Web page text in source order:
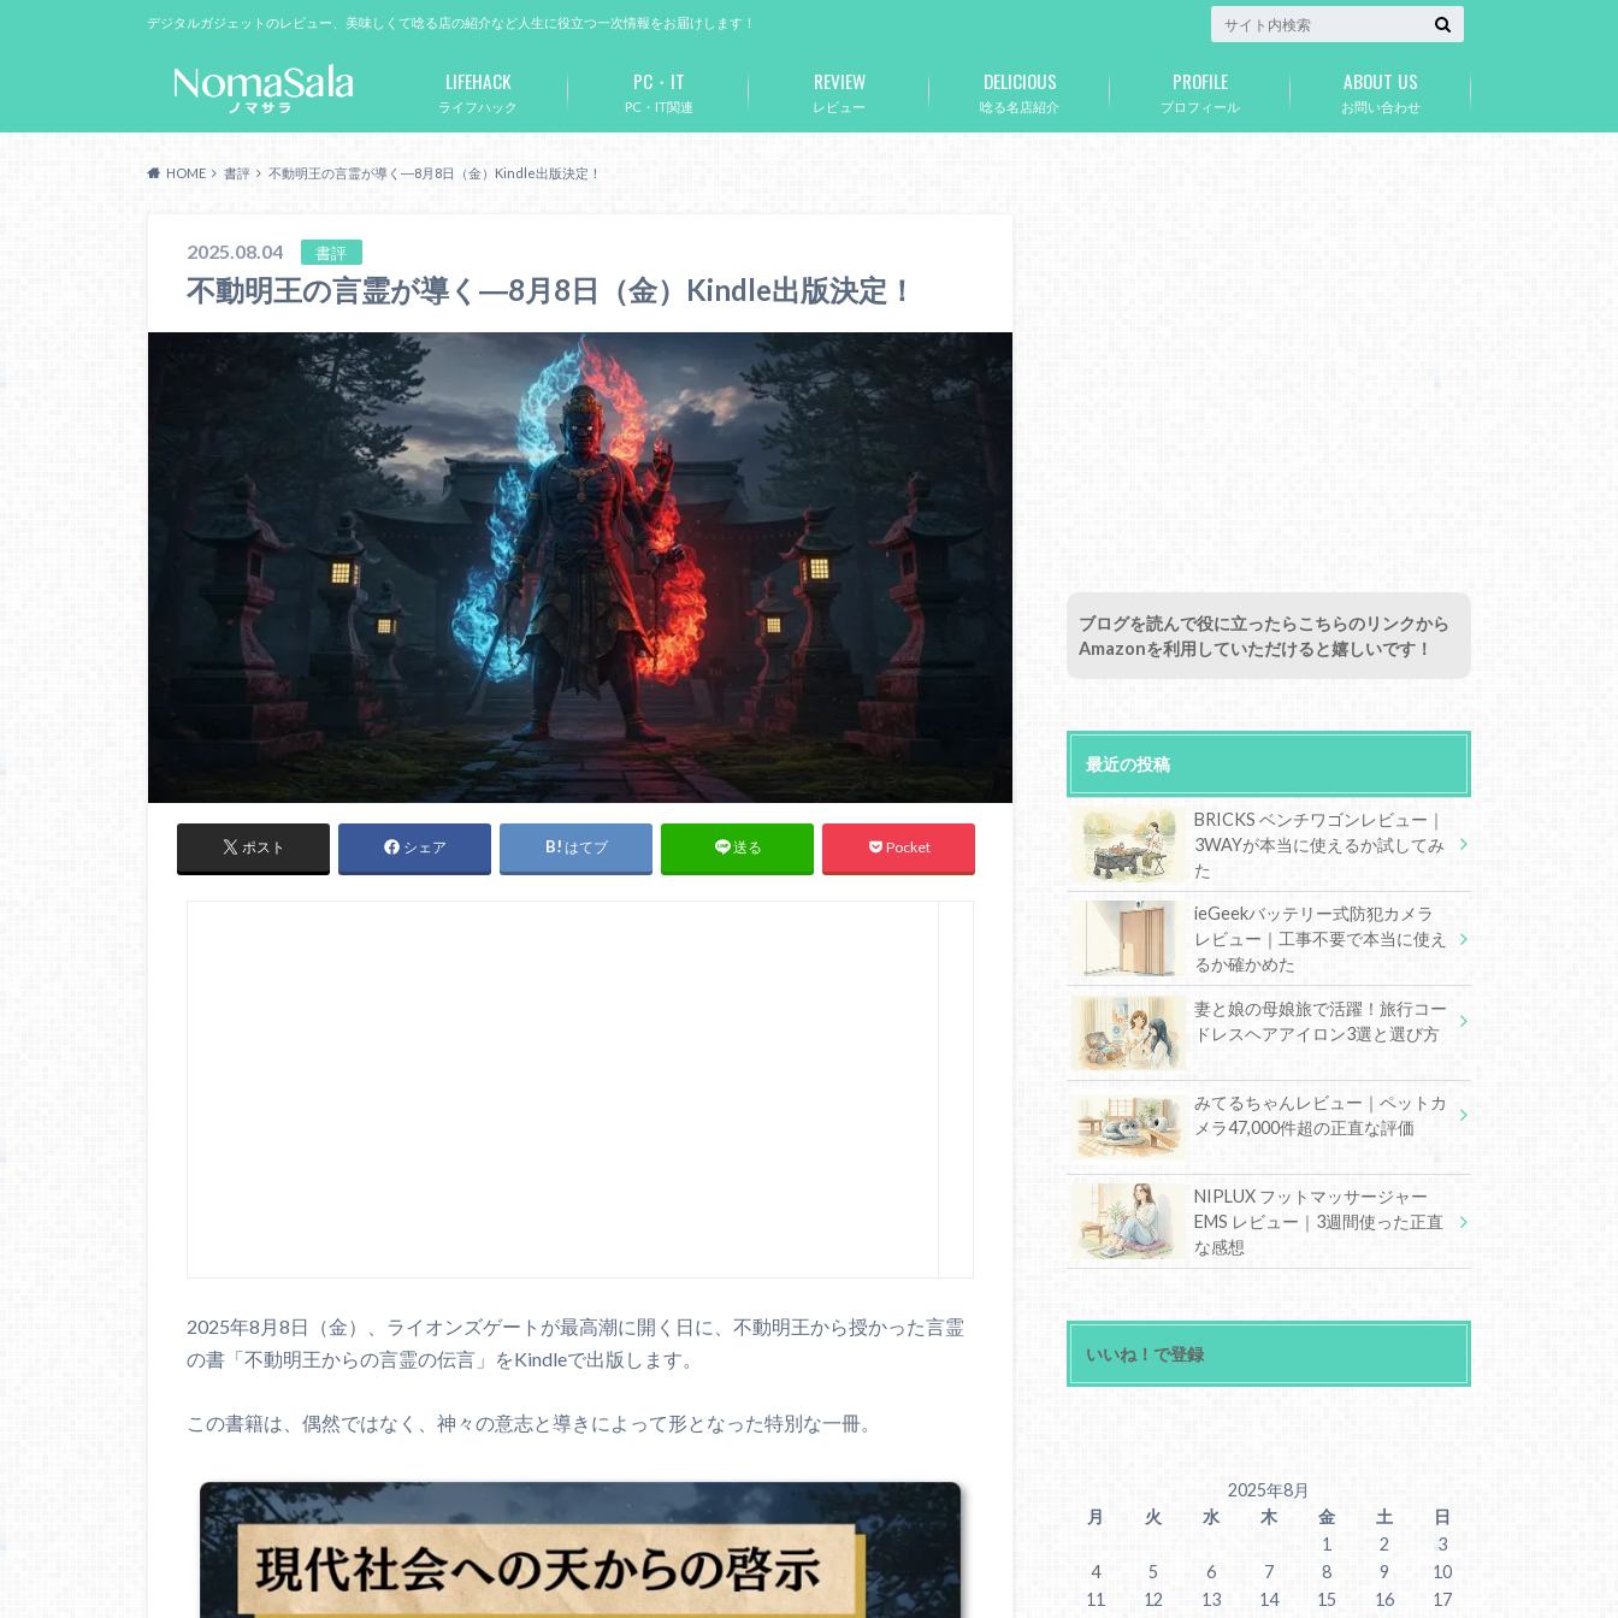
デジタルガジェットのレビュー、美味しくて唸る店の紹介など人生に役立つ一次情報をお届けします！
ライフハック
LIFEHACK
PC・IT関連
PC・IT
レビュー
REVIEW
唸る名店紹介
DELICIOUS
プロフィール
PROFILE
お問い合わせ
ABOUT US
HOME 書評 不動明王の言霊が導く―8月8日（金）Kindle出版決定！
2025.08.04 書評
不動明王の言霊が導く―8月8日（金）Kindle出版決定！
ポスト シェア はてブ 送る Pocket
2025年8月8日（金）、ライオンズゲートが最高潮に開く日に、不動明王から授かった言霊
の書「不動明王からの言霊の伝言」をKindleで出版します。
この書籍は、偶然ではなく、神々の意志と導きによって形となった特別な一冊。
ブログを読んで役に立ったらこちらのリンクから
Amazonを利用していただけると嬉しいです！
最近の投稿
BRICKS ベンチワゴンレビュー｜
3WAYが本当に使えるか試してみ
た
ieGeekバッテリー式防犯カメラ
レビュー｜工事不要で本当に使え
るか確かめた
妻と娘の母娘旅で活躍！旅行コー
ドレスヘアアイロン3選と選び方
みてるちゃんレビュー｜ペットカ
メラ47,000件超の正直な評価
NIPLUX フットマッサージャー
EMS レビュー｜3週間使った正直
な感想
いいね！で登録
2025年8月
月
火 水 木 金 土
日
1
2
3
4
5 6 7 8 9
10
11
12 13 14 15 16
17